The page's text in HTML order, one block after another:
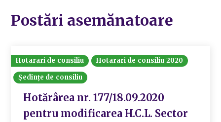
Postări asemănatoare
Hotarari de consiliu
Hotarari de consiliu 2020
Ședințe de consiliu
Hotărârea nr. 177/18.09.2020
pentru modificarea H.C.L. Sector